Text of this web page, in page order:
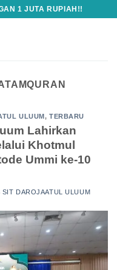
1 JUTA RUPIAH!!
ULUUM,TERBARU
Lahirkan
Khotmul
Ummi ke-10
SIT DAROJAATUL ULUUM